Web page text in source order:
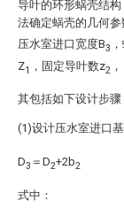
导叶的环形蜗壳结
法确定蜗壳的几何
压水室进口宽度B3
Z1 ，固定导叶数z2
其包括如下设计步骤
(1)设计压水室进口
D3 ＝D2+2b2
式中：